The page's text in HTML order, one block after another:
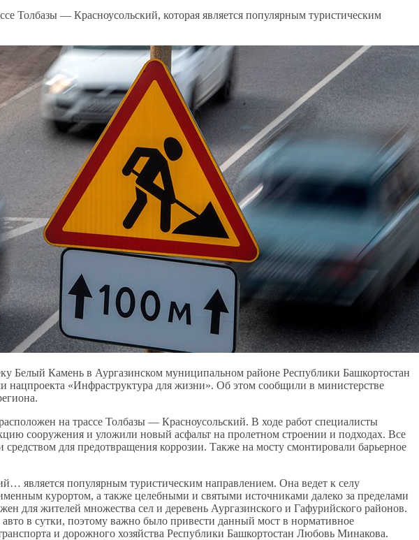
Толбазы — Красноусольский, которая является популярным туристическим
Белый Камень в Аургазинском муниципальном районе Республики Башкортостан
нацпроекта «Инфраструктура для жизни». Об этом сообщили в министерстве
на трассе Толбазы — Красноусольский. В ходе работ специалисты
сооружения и уложили новый асфальт на пролетном строении и подходах. Все
средством для предотвращения коррозии. Также на мосту смонтировали барьерное
является популярным туристическим направлением. Она ведет к селу
курортом, а также целебными и святыми источниками далеко за пределами
для жителей множества сел и деревень Аургазинского и Гафурийского районов.
авто в сутки, поэтому важно было привести данный мост в нормативное
и дорожного хозяйства Республики Башкортостан Любовь Минакова.